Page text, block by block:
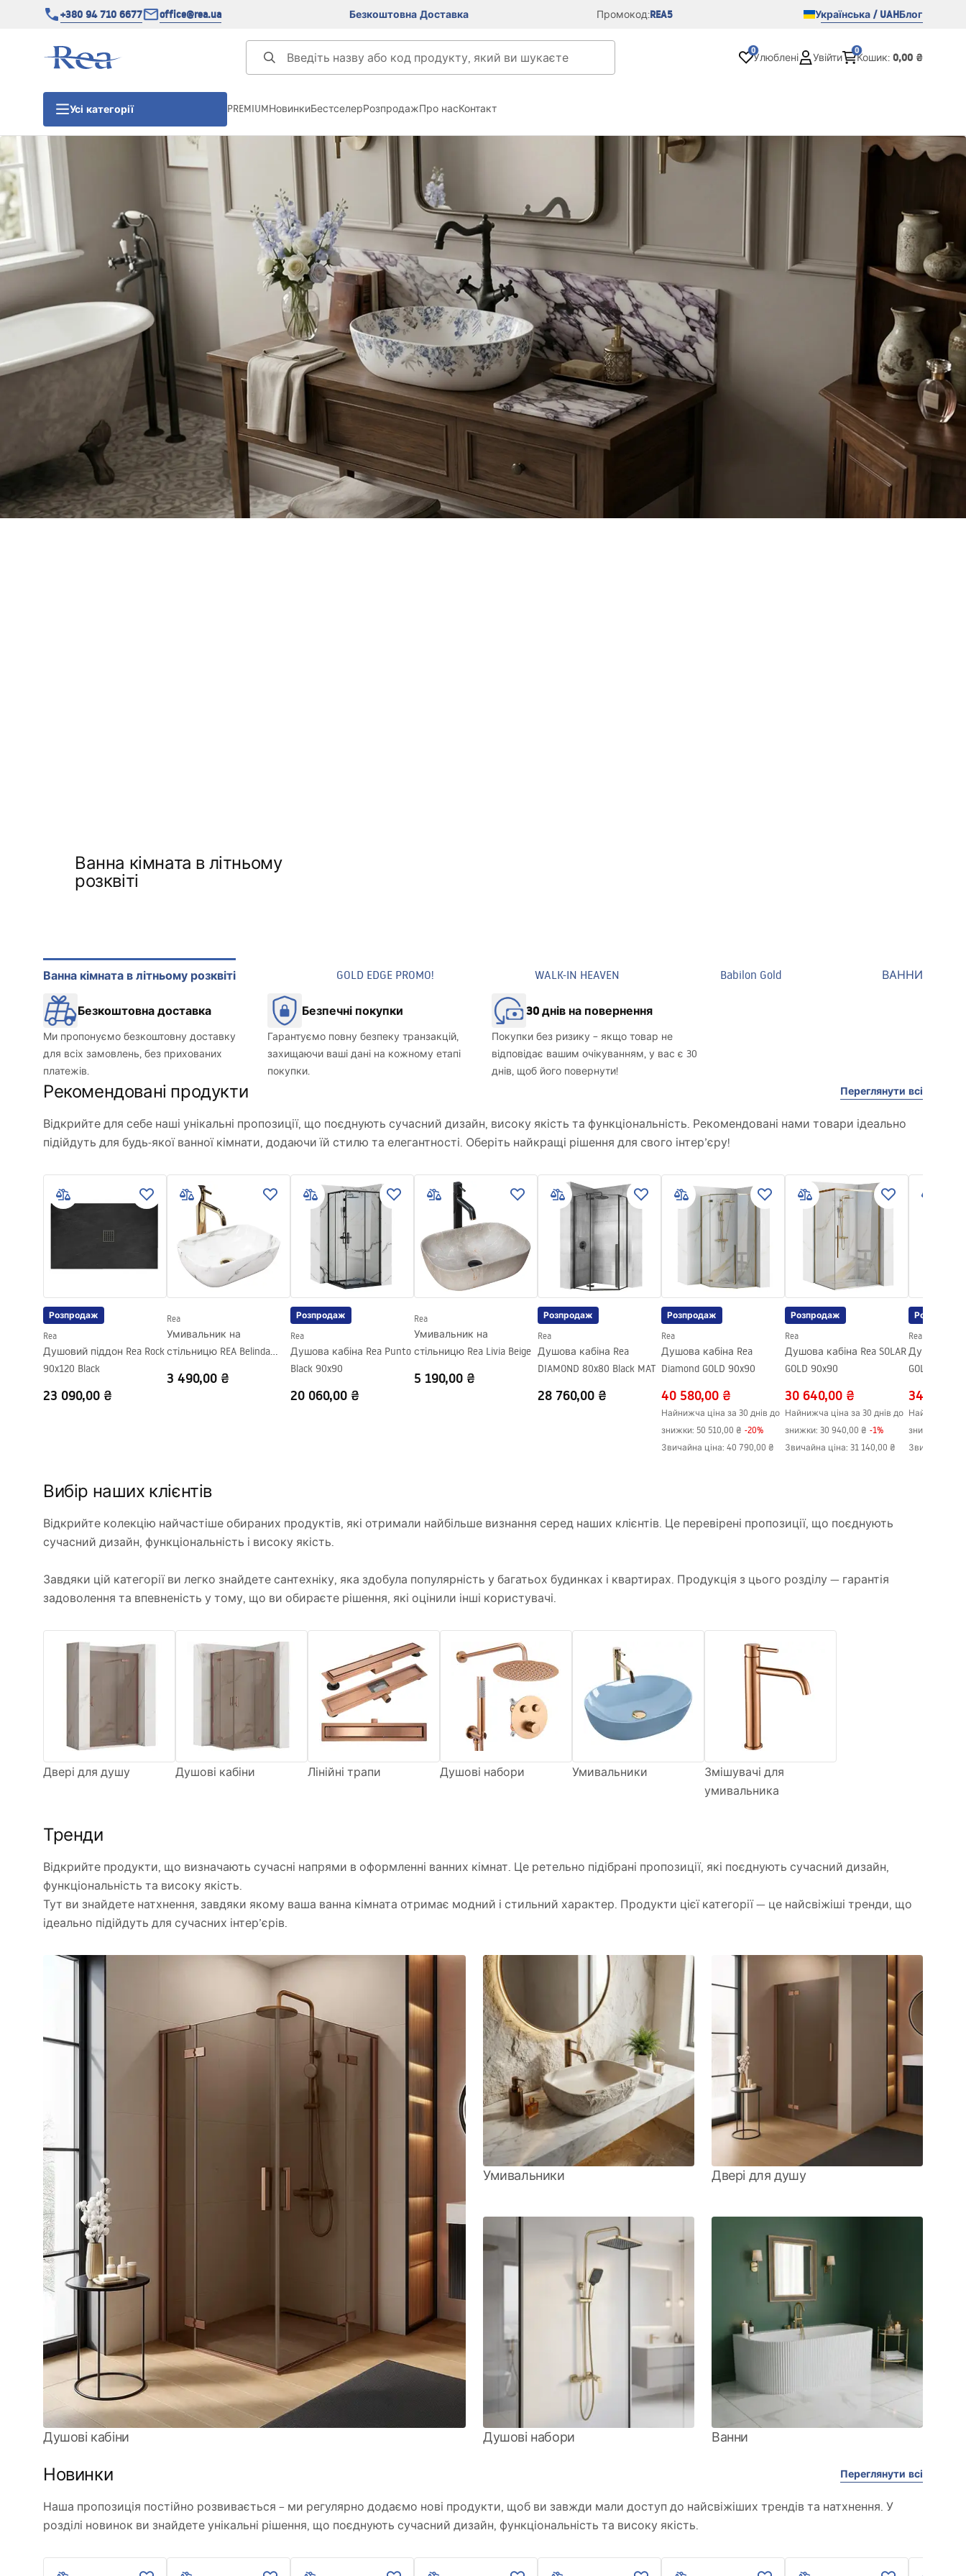
+380 94 710 6677 office@rea.ua Безкоштовна Доставка Промокод:REA5 Українська / UAHБлог
0
Улюблені Увійти
0
Кошик: 0,00 ₴
Усі категорії
Душові двері
Душові піддони
Душові лінійні зливи
Унітаз і біде
Умивальники
Ванни та душові шторки
Змішувачі
Душові гарнітури
PREMIUMНовинкиБестселерРозпродажПро насКонтакт
Ванна кімната в літньому
розквіті
Ванна кімната в літньому розквіті GOLD EDGE PROMO! WALK-IN HEAVEN Babilon Gold ВАННИ
Безкоштовна доставка
Ми пропонуємо безкоштовну доставку
для всіх замовлень, без прихованих
платежів.
Безпечні покупки
Гарантуємо повну безпеку транзакцій,
захищаючи ваші дані на кожному етапі
покупки.
30 днів на повернення
Покупки без ризику – якщо товар не
відповідає вашим очікуванням, у вас є 30
днів, щоб його повернути!
Рекомендовані продукти Переглянути всі
Відкрийте для себе наші унікальні пропозиції, що поєднують сучасний дизайн, високу якість та функціональність. Рекомендовані нами товари ідеально
підійдуть для будь-якої ванної кімнати, додаючи їй стилю та елегантності. Оберіть найкращі рішення для свого інтер’єру!
Розпродаж
Rea
Душовий піддон Rea Rock
90x120 Black
23 090,00 ₴
Rea
Умивальник на
стільницю REA Belinda
3 490,00 ₴
Розпродаж
Rea
Душова кабіна Rea Punto
Black 90x90
20 060,00 ₴
Rea
Умивальник на
стільницю Rea Livia Beige
5 190,00 ₴
Розпродаж
Rea
Душова кабіна Rea
DIAMOND 80x80 Black MAT
28 760,00 ₴
Розпродаж
Rea
Душова кабіна Rea
Diamond GOLD 90x90
40 580,00 ₴
Найнижча ціна за 30 днів до
знижки: 50 510,00 ₴ -20%
Звичайна ціна: 40 790,00 ₴
Розпродаж
Rea
Душова кабіна Rea SOLAR
GOLD 90x90
30 640,00 ₴
Найнижча ціна за 30 днів до
знижки: 30 940,00 ₴ -1%
Звичайна ціна: 31 140,00 ₴
Розпродаж
Rea
Душова
GOLD 120x90
34
Найнижча
знижки:
Звичайна
Вибір наших клієнтів
Відкрийте колекцію найчастіше обираних продуктів, які отримали найбільше визнання серед наших клієнтів. Це перевірені пропозиції, що поєднують
сучасний дизайн, функціональність і високу якість.
Завдяки цій категорії ви легко знайдете сантехніку, яка здобула популярність у багатьох будинках і квартирах. Продукція з цього розділу — гарантія
задоволення та впевненість у тому, що ви обираєте рішення, які оцінили інші користувачі.
Двері для душу Душові кабіни Лінійні трапи Душові набори Умивальники
Змішувачі для
умивальника
Тренди
Відкрийте продукти, що визначають сучасні напрями в оформленні ванних кімнат. Це ретельно підібрані пропозиції, які поєднують сучасний дизайн,
функціональність та високу якість.
Тут ви знайдете натхнення, завдяки якому ваша ванна кімната отримає модний і стильний характер. Продукти цієї категорії — це найсвіжіші тренди, що
ідеально підійдуть для сучасних інтер’єрів.
Душові кабіни
Умивальники Двері для душу
Душові набори Ванни
Новинки Переглянути всі
Наша пропозиція постійно розвивається – ми регулярно додаємо нові продукти, щоб ви завжди мали доступ до найсвіжіших трендів та натхнення. У
розділі новинок ви знайдете унікальні рішення, що поєднують сучасний дизайн, функціональність та високу якість.